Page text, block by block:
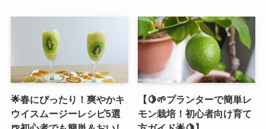
🌟春にぴったり！爽やかキ
ウイスムージーレシピ5選
【🍋🌱プランターで簡単レ
モン栽培！初心者向け育て